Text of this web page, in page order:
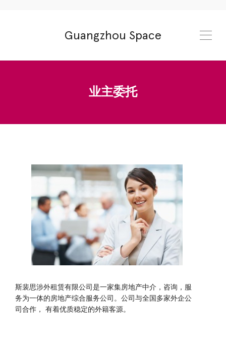
Guangzhou Space
业主委托
斯裴思涉外租赁有限公司是一家集房地产中介，咨询，服
务为一体的房地产综合服务公司。公司与全国多家外企公
司合作， 有着优质稳定的外籍客源。